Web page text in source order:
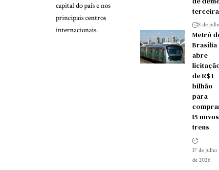
capital do país e nos
principais centros
internacionais.
8 de
Metrô
Brasília
abre
de R$ 1
bilhão
para
15 novos
trens
17 de julho
de 2026